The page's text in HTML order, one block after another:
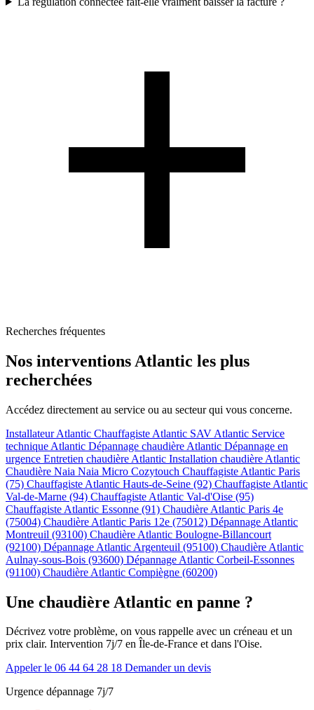
Recherches fréquentes
Nos interventions Atlantic les plus
recherchées
Accédez directement au service ou au secteur qui vous concerne.
Installateur Atlantic Chauffagiste Atlantic SAV Atlantic Service
technique Atlantic Dépannage chaudière Atlantic Dépannage en
urgence Entretien chaudière Atlantic Installation chaudière Atlantic
Chaudière Naia Naia Micro Cozytouch Chauffagiste Atlantic Paris
(75) Chauffagiste Atlantic Hauts-de-Seine (92) Chauffagiste Atlantic
Val-de-Marne (94) Chauffagiste Atlantic Val-d'Oise (95)
Chauffagiste Atlantic Essonne (91) Chaudière Atlantic Paris 4e
(75004) Chaudière Atlantic Paris 12e (75012) Dépannage Atlantic
Montreuil (93100) Chaudière Atlantic Boulogne-Billancourt
(92100) Dépannage Atlantic Argenteuil (95100) Chaudière Atlantic
Aulnay-sous-Bois (93600) Dépannage Atlantic Corbeil-Essonnes
(91100) Chaudière Atlantic Compiègne (60200)
Une chaudière Atlantic en panne ?
Décrivez votre problème, on vous rappelle avec un créneau et un
prix clair. Intervention 7j/7 en Île-de-France et dans l'Oise.
Appeler le 06 44 64 28 18 Demander un devis
Urgence dépannage 7j/7